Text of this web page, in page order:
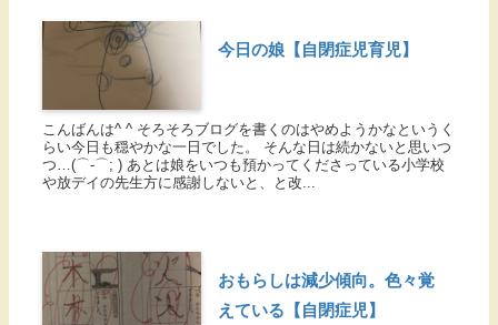
今日の娘【自閉症児育児】
こんばんは^ ^ そろそろブログを書くのはやめようかなというく
らい今日も穏やかな一日でした。 そんな日は続かないと思いつ
つ…(⌒-⌒; ) あとは娘をいつも預かってくださっている小学校
や放デイの先生方に感謝しないと、と改...
おもらしは減少傾向。色々覚
えている【自閉症児】